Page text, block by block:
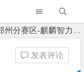
竞技试营业将于11月16日盛大开启
发表评论